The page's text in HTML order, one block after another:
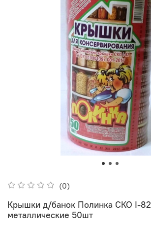
(0)
Крышки д/банок Полинка СКО I-82
металлические 50шт